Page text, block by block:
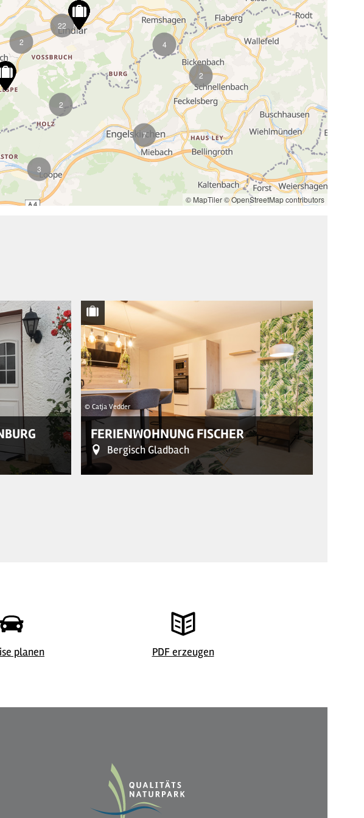
4
7
2
22
2
2
3
© MapTiler© OpenStreetMap contributors
© Catja Vedder
FERIENWOHNUNG FISCHER
Bergisch Gladbach
planen PDF erzeugen